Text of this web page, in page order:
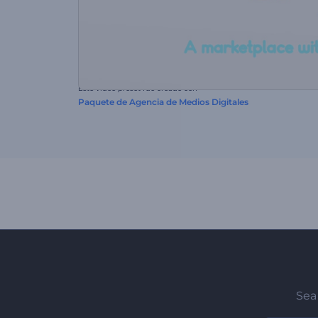
Este video preset fue creado con
Paquete de Agencia de Medios Digitales